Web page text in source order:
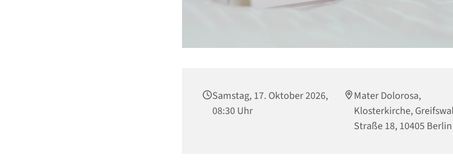
Samstag, 17. Oktober 2026,
08:30 Uhr
Mater Dolorosa,
Klosterkirche,
Straße 18, 10405 Berlin